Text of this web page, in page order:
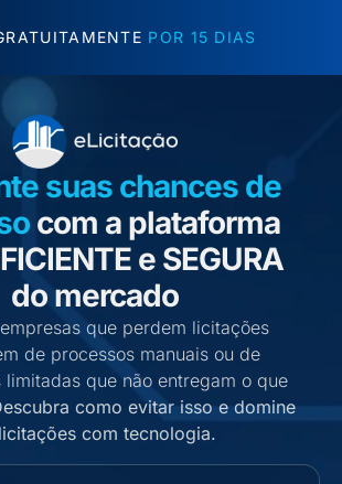
POR 15 DIAS
suas chances de
com a plataforma
e SEGURA
do mercado
que perdem licitações
de processos manuais ou de
limitadas que não entregam o que
como evitar isso e domine
com tecnologia.